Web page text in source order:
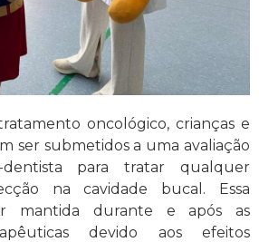
oncológico, crianças e
ser submetidos a uma avaliação
para tratar qualquer
na cavidade bucal. Essa
mantida durante e após as
devido aos efeitos